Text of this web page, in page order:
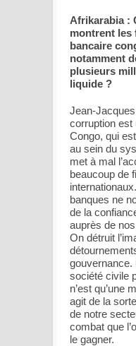
Afrikarabia :
montrent les
bancaire
notamment
plusieurs
liquide ?
Jean-
corruption est
Congo, qui
au sein du
met à mal
beaucoup de
banques ne
de la
auprès de
On détruit
gouvernance.
société civile
n’est qu’une
agit de la
de notre
combat que
le gagner.